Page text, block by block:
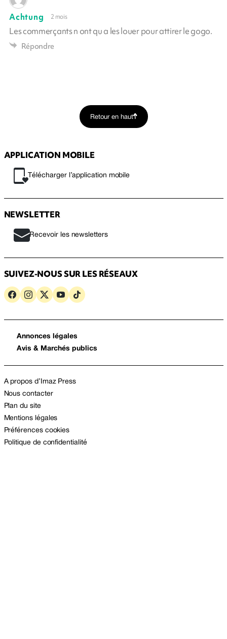
Achtung 2 mois
Les commerçants n ont qu a les louer pour attirer le gogo.
Répondre
Retour en haut
APPLICATION MOBILE
Télécharger l’application mobile
NEWSLETTER
Recevoir les newsletters
SUIVEZ-NOUS SUR LES RÉSEAUX
Annonces légales
Avis & Marchés publics
A propos d’Imaz Press
Nous contacter
Plan du site
Mentions légales
Préférences cookies
Politique de confidentialité